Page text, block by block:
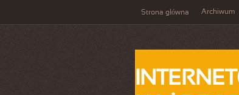
Strona główna Archiwum